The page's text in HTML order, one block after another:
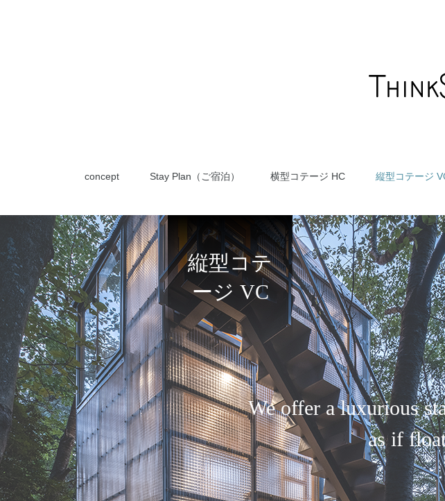
concept Stay Plan（ご宿泊） 横型コテージ HC 縦型コテージ
縦型コテ
ージ VC
We offer a luxurious
as if